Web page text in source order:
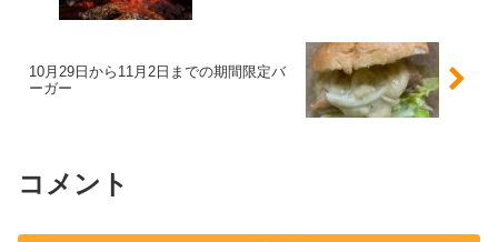
10月29日から11月2日までの期間限定バ
ーガー
コメント